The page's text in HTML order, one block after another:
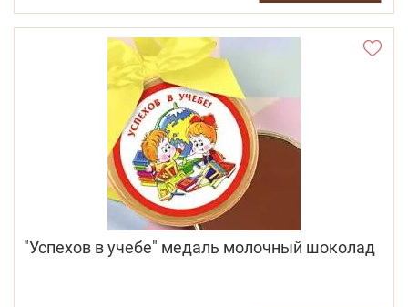
"Успехов в учебе" медаль молочный шоколад